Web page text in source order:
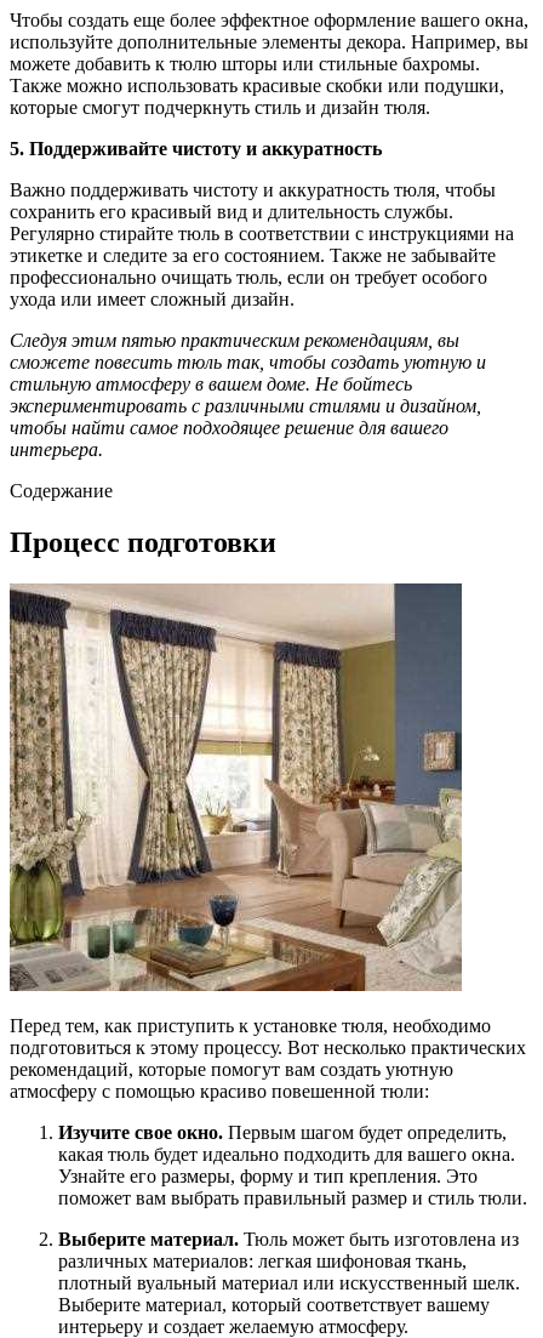
Чтобы создать еще более эффектное оформление вашего окна,
используйте дополнительные элементы декора. Например, вы
можете добавить к тюлю шторы или стильные бахромы.
Также можно использовать красивые скобки или подушки,
которые смогут подчеркнуть стиль и дизайн тюля.
5. Поддерживайте чистоту и аккуратность
Важно поддерживать чистоту и аккуратность тюля, чтобы
сохранить его красивый вид и длительность службы.
Регулярно стирайте тюль в соответствии с инструкциями на
этикетке и следите за его состоянием. Также не забывайте
профессионально очищать тюль, если он требует особого
ухода или имеет сложный дизайн.
Следуя этим пятью практическим рекомендациям, вы
сможете повесить тюль так, чтобы создать уютную и
стильную атмосферу в вашем доме. Не бойтесь
экспериментировать с различными стилями и дизайном,
чтобы найти самое подходящее решение для вашего
интерьера.
Содержание
Процесс подготовки
Перед тем, как приступить к установке тюля, необходимо
подготовиться к этому процессу. Вот несколько практических
рекомендаций, которые помогут вам создать уютную
атмосферу с помощью красиво повешенной тюли:
Изучите свое окно. Первым шагом будет определить,
какая тюль будет идеально подходить для вашего окна.
Узнайте его размеры, форму и тип крепления. Это
поможет вам выбрать правильный размер и стиль тюли.
Выберите материал. Тюль может быть изготовлена из
различных материалов: легкая шифоновая ткань,
плотный вуальный материал или искусственный шелк.
Выберите материал, который соответствует вашему
интерьеру и создает желаемую атмосферу.